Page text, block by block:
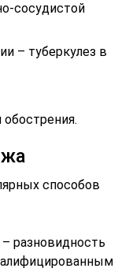
сосудистой
– туберкулез в
обострения.
способов
разновидность